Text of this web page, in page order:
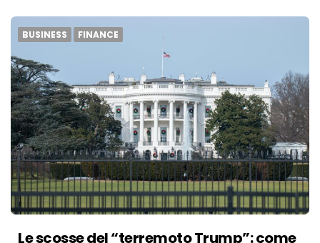
BUSINESS FINANCE
Le scosse del “terremoto Trump”: come